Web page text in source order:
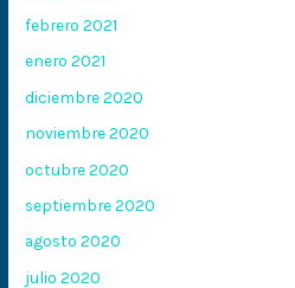
febrero 2021
enero 2021
diciembre 2020
noviembre 2020
octubre 2020
septiembre 2020
agosto 2020
julio 2020